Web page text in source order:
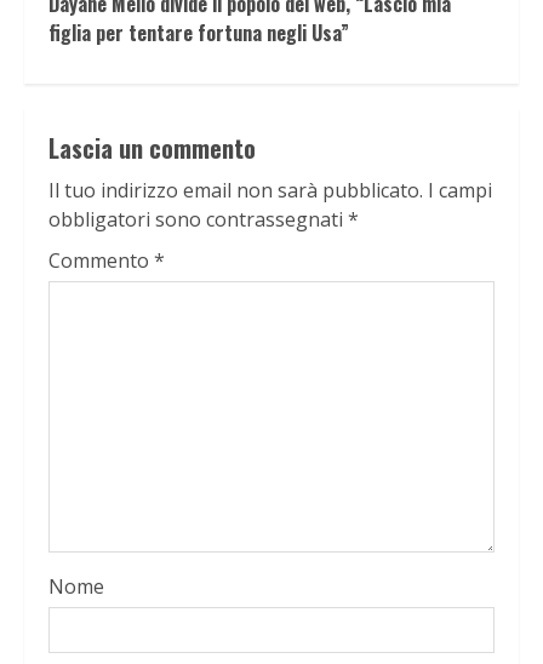
figlia per tentare fortuna negli Usa”
Lascia un commento
Il tuo indirizzo email non sarà pubblicato. I campi
obbligatori sono contrassegnati *
Commento *
Nome